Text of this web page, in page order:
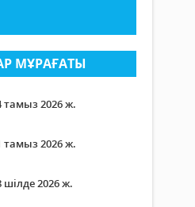
МҰРАҒАТЫ
тамыз 2026 ж.
тамыз 2026 ж.
шілде 2026 ж.